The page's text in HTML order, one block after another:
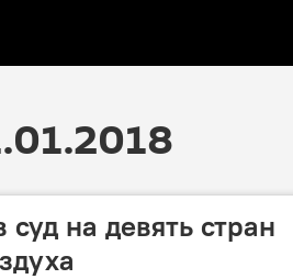
на девять стран